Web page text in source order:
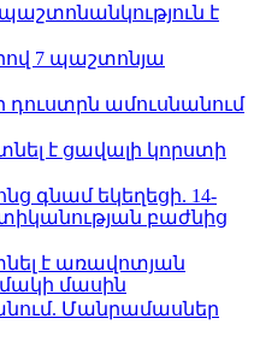
է
7 պաշտոնյա
ամուսնանում
է ցավալի կորստի
գնամ եկեղեցի. 14-
բաժնից
է առավոտյան
մասին
Մանրամասներ